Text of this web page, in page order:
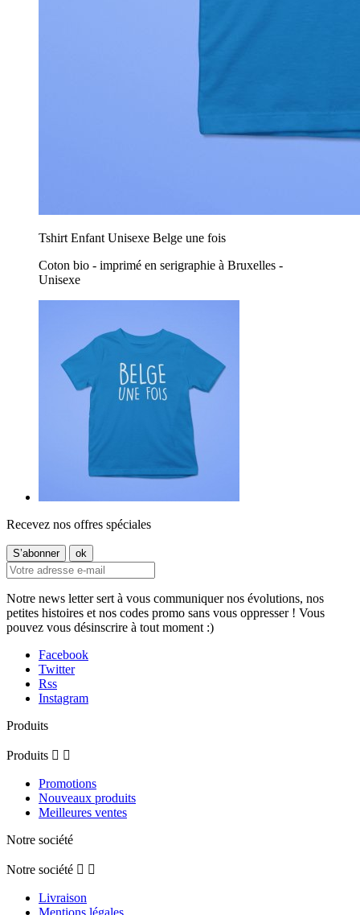
Tshirt Enfant Unisexe Belge une fois
Coton bio - imprimé en serigraphie à Bruxelles -
Unisexe
Recevez nos offres spéciales
Notre news letter sert à vous communiquer nos évolutions, nos
petites histoires et nos codes promo sans vous oppresser ! Vous
pouvez vous désinscrire à tout moment :)
Facebook
Twitter
Rss
Instagram
Produits
Produits  
Promotions
Nouveaux produits
Meilleures ventes
Notre société
Notre société  
Livraison